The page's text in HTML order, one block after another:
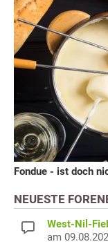
Fondue - ist doch
NEUESTE
West-Nil-
am